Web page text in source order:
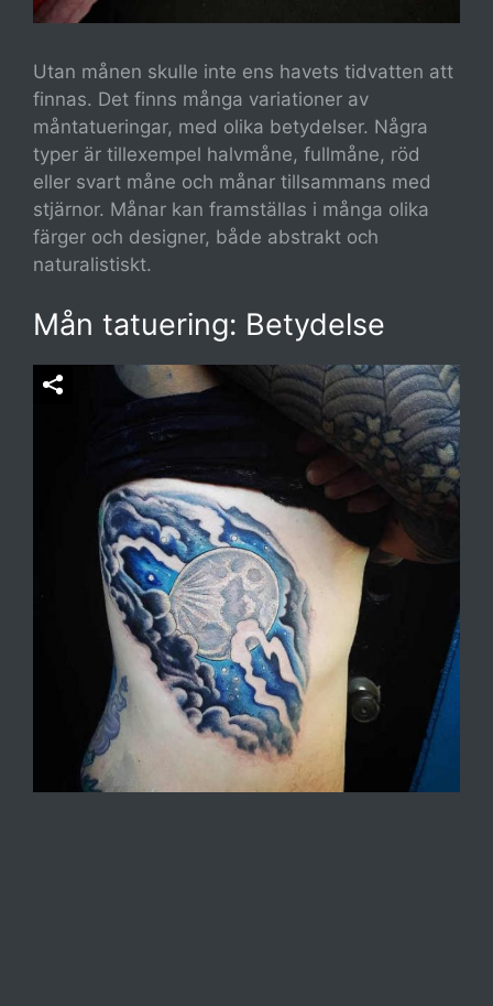
Utan månen skulle inte ens havets tidvatten att
finnas. Det finns många variationer av
måntatueringar, med olika betydelser. Några
typer är tillexempel halvmåne, fullmåne, röd
eller svart måne och månar tillsammans med
stjärnor. Månar kan framställas i många olika
färger och designer, både abstrakt och
naturalistiskt.
Mån tatuering: Betydelse